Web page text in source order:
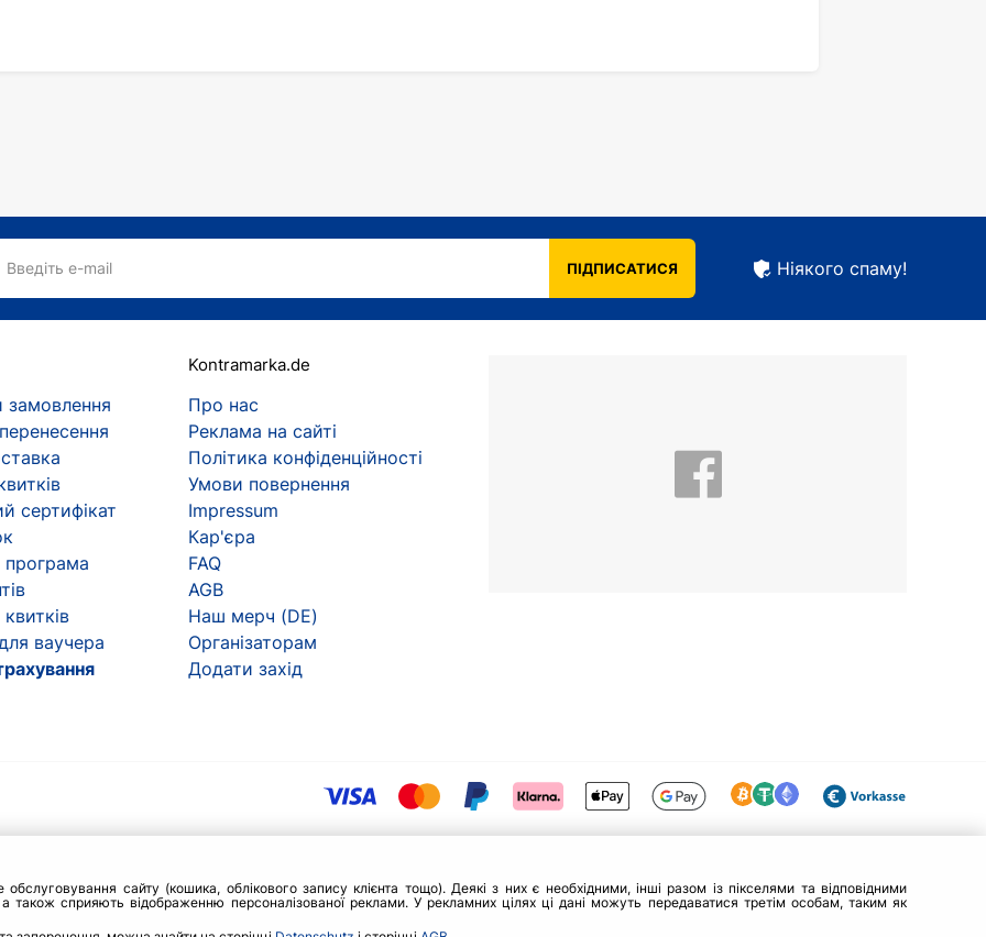
Введіть e-mail ПІДПИСАТИСЯ Ніякого спаму!
сертифікат
програма
ваучера
Kontramarka.de
Про нас
Реклама на сайті
Політика конфіденційності
Умови повернення
Impressum
Кар'єра
FAQ
AGB
Наш мерч (DE)
Організаторам
Додати захід
сайту (кошика, облікового запису клієнта тощо). Деякі з них є необхідними, інші разом із пікселями та відповідними
також сприяють відображенню персоналізованої реклами. У рекламних цілях ці дані можуть передаватися третім особам, таким як